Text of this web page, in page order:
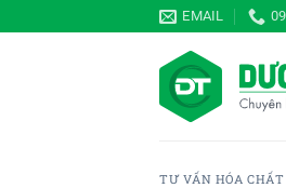
qua
EMAIL
TƯ VẤN HÓA CHẤT